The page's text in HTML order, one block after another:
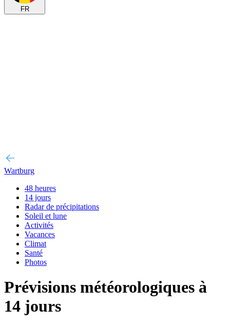
FR
Wartburg
48 heures
14 jours
Radar de précipitations
Soleil et lune
Activités
Vacances
Climat
Santé
Photos
Prévisions météorologiques à
14 jours